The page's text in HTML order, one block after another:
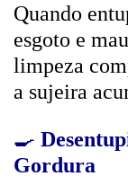
Quando
esgoto e
limpeza
a sujeira
🍳
Gordura